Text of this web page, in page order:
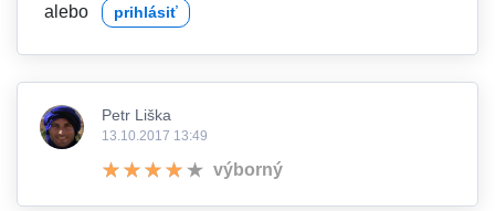
alebo prihlásiť
Petr Liška
13.10.2017 13:49
výborný